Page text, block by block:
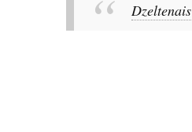
Dzeltenais